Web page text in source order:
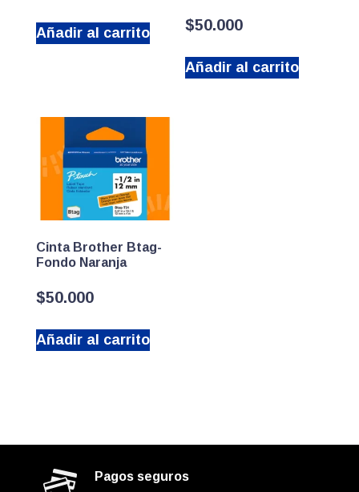
Añadir al carrito $50.000
Añadir al carrito
Cinta Brother Btag-
Fondo Naranja
$50.000
Añadir al carrito
Pagos seguros